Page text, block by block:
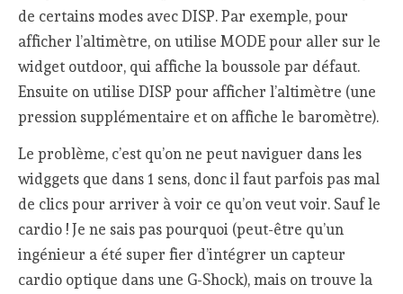
de certains modes avec DISP. Par exemple, pour
afficher l’altimètre, on utilise MODE pour aller sur le
widget outdoor, qui affiche la boussole par défaut.
Ensuite on utilise DISP pour afficher l’altimètre (une
pression supplémentaire et on affiche le baromètre).
Le problème, c’est qu’on ne peut naviguer dans les
widggets que dans 1 sens, donc il faut parfois pas mal
de clics pour arriver à voir ce qu’on veut voir. Sauf le
cardio ! Je ne sais pas pourquoi (peut-être qu’un
ingénieur a été super fier d’intégrer un capteur
cardio optique dans une G-Shock), mais on trouve la